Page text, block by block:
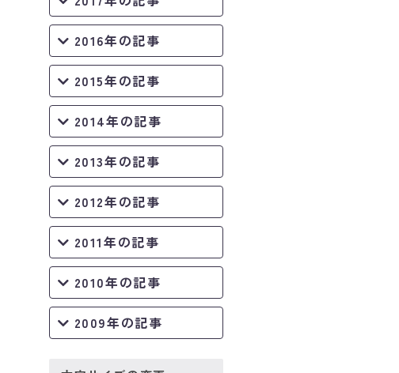
2016年の記事
2015年の記事
2014年の記事
2013年の記事
2012年の記事
2011年の記事
2010年の記事
2009年の記事